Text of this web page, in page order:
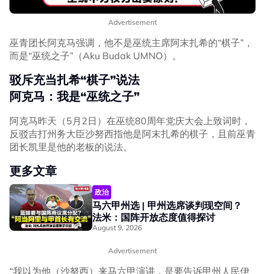
Advertisement
巫青团长阿克马强调，他不是巫统主席阿末扎希的“棋子”，
而是“巫统之子”（Aku Budak UMNO）。
驳斥充当扎希“棋子”说法
阿克马：我是“巫统之子”
阿克马昨天（5月2日）在巫统80周年党庆大会上致词时，
反驳吉打州务大臣沙努西指他是阿末扎希的棋子，且前巫青
团长凯里是他的老板的说法。
更多文章
政治
马六甲州选 | 甲州选席谈判现空间？
法米：国阵开放态度值得探讨
August 9, 2026
Advertisement
“我以为他（沙努西）来马六甲演讲，是要告诉甲州人民伊